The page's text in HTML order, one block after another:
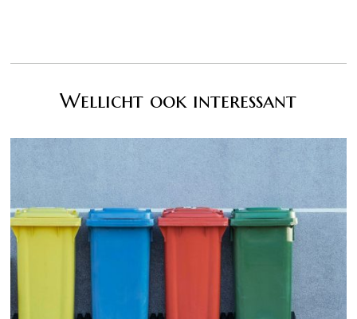
Wellicht ook interessant